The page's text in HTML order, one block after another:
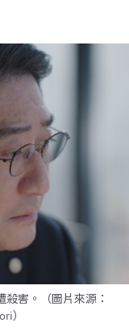
害。（圖片來源：
）